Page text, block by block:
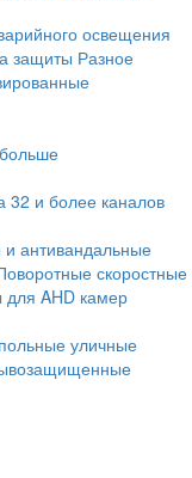
освещения
защиты Разное
32 и более каналов
антивандальные
скоростные
для AHD камер
уличные